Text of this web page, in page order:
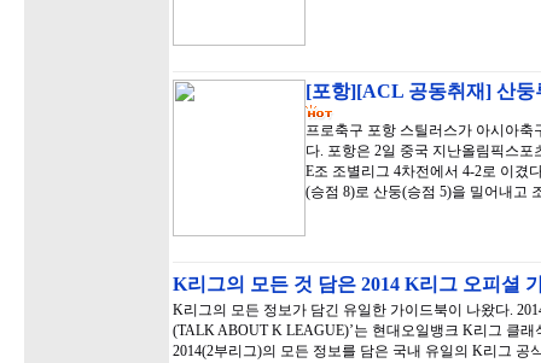
[포항][ACL 공동취재] 산둥
프로축구 포항 스틸러스가 아시아
다. 포항은 2일 중국 지난올림픽스
E조 조별리그 4차전에서 4-2로 이겼
(승점 8)로 산둥(승점 5)을 밀어내고
K리그의 모든 것 담은 2014 K리그 오피셜
K리그의 모든 정보가 담긴 유일한 가이드북이 나왔다.
(TALK ABOUT K LEAGUE)’는 현대오일뱅크 K리그 클
2014(2부리그)의 모든 정보를 담은 국내 유일의 K리그